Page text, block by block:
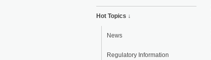
Hot Topics ↓
News
Regulatory Information